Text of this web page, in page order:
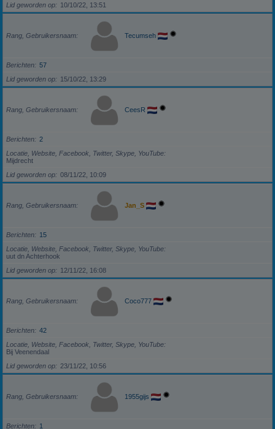
Lid geworden op
10/10/22, 13:51
Rang, Gebruikersnaam Tecumseh
Berichten
57
Lid geworden op
15/10/22, 13:29
Rang, Gebruikersnaam CeesR
Berichten
2
Locatie, Website, Facebook, Twitter, Skype, YouTube
Mijdrecht
Lid geworden op
08/11/22, 10:09
Rang, Gebruikersnaam Jan_S
Berichten
15
Locatie, Website, Facebook, Twitter, Skype, YouTube
uut dn Achterhook
Lid geworden op
12/11/22, 16:08
Rang, Gebruikersnaam Coco777
Berichten
42
Locatie, Website, Facebook, Twitter, Skype, YouTube
Bij Veenendaal
Lid geworden op
23/11/22, 10:56
Rang, Gebruikersnaam 1955gijs
Berichten 1